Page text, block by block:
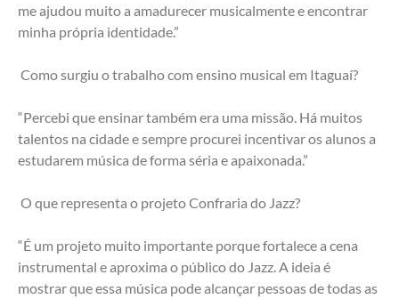
me ajudou muito a amadurecer musicalmente e encontrar
minha própria identidade.”
Como surgiu o trabalho com ensino musical em Itaguaí?
“Percebi que ensinar também era uma missão. Há muitos
talentos na cidade e sempre procurei incentivar os alunos a
estudarem música de forma séria e apaixonada.”
O que representa o projeto Confraria do Jazz?
“É um projeto muito importante porque fortalece a cena
instrumental e aproxima o público do Jazz. A ideia é
mostrar que essa música pode alcançar pessoas de todas as